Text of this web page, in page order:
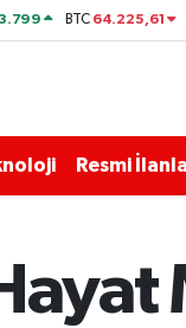
BTC 64.225,61
Resmi